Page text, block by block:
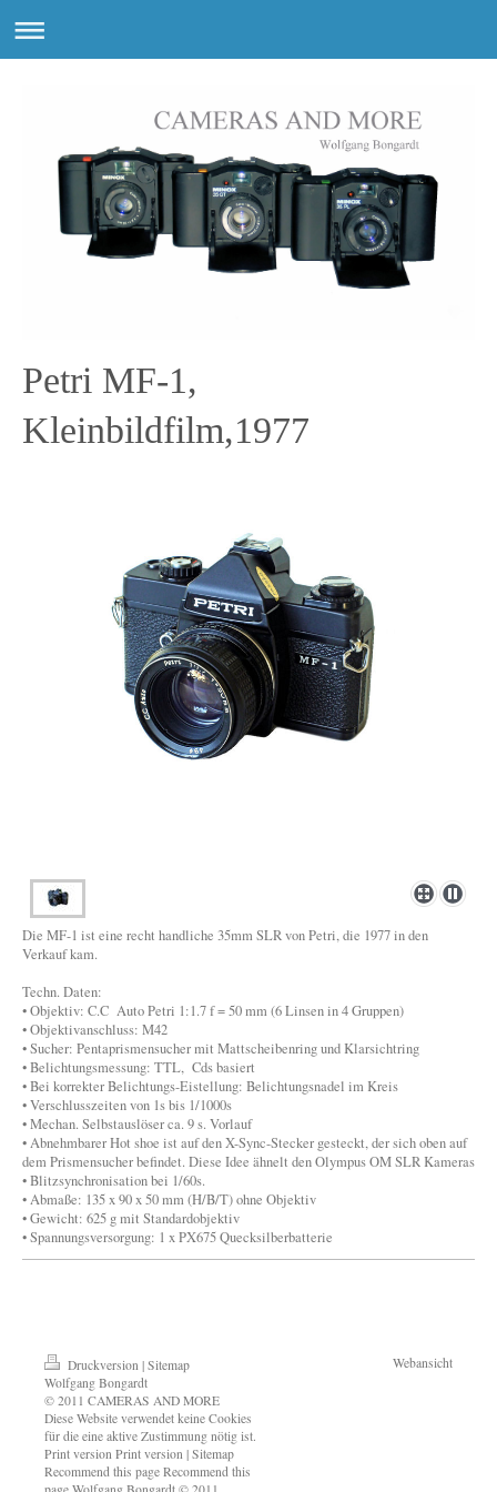
Petri MF-1,
Kleinbildfilm,1977
Die MF-1 ist eine recht handliche 35mm SLR von Petri, die 1977 in den
Verkauf kam.
Techn. Daten:
• Objektiv: C.C Auto Petri 1:1.7 f = 50 mm (6 Linsen in 4 Gruppen)
• Objektivanschluss: M42
• Sucher: Pentaprismensucher mit Mattscheibenring und Klarsichtring
• Belichtungsmessung: TTL, Cds basiert
• Bei korrekter Belichtungs-Eistellung: Belichtungsnadel im Kreis
• Verschlusszeiten von 1s bis 1/1000s
• Mechan. Selbstauslöser ca. 9 s. Vorlauf
• Abnehmbarer Hot shoe ist auf den X-Sync-Stecker gesteckt, der sich oben auf
dem Prismensucher befindet. Diese Idee ähnelt den Olympus OM SLR Kameras
• Blitzsynchronisation bei 1/60s.
• Abmaße: 135 x 90 x 50 mm (H/B/T) ohne Objektiv
• Gewicht: 625 g mit Standardobjektiv
• Spannungsversorgung: 1 x PX675 Quecksilberbatterie
Druckversion | Sitemap
Wolfgang Bongardt
© 2011 CAMERAS AND MORE
Diese Website verwendet keine Cookies
für die eine aktive Zustimmung nötig ist.
Print version Print version | Sitemap
Recommend this page Recommend this
Webansicht